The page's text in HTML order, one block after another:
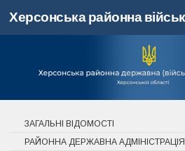
Skip to content
ЗАГАЛЬНІ ВІДОМОСТІ
РАЙОННА ДЕРЖАВНА АДМІНІСТРАЦІЯ